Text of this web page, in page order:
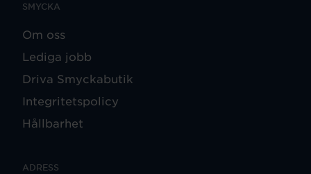
SMYCKA
Om oss
Lediga jobb
Driva Smyckabutik
Integritetspolicy
Hållbarhet
ADRESS